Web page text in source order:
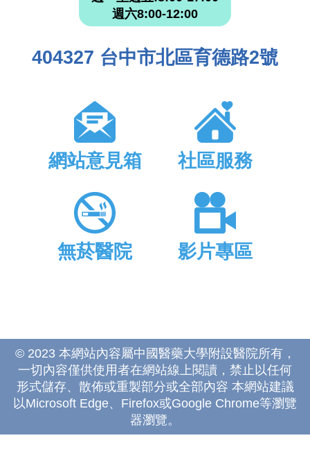
週六8:00-12:00
404327 台中市北區育德路2號
網站意見箱 社區服務
無菸醫院 影片專區
© 2023 本網站內容屬中國醫藥大學附設醫院所有，
一切內容僅供使用者在網站線上閱讀，禁止以任何
形式儲存、散佈或重製部分或全部內容 本網站建議
以Microsoft Edge、Firefox或Google Chrome等瀏覽
器瀏覽。